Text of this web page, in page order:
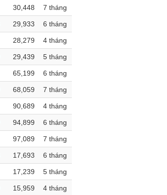
30,448 7 tháng
29,933 6 tháng
28,279 4 tháng
29,439 5 tháng
65,199 6 tháng
68,059 7 tháng
90,689 4 tháng
94,899 6 tháng
97,089 7 tháng
17,693 6 tháng
17,239 5 tháng
15,959 4 tháng